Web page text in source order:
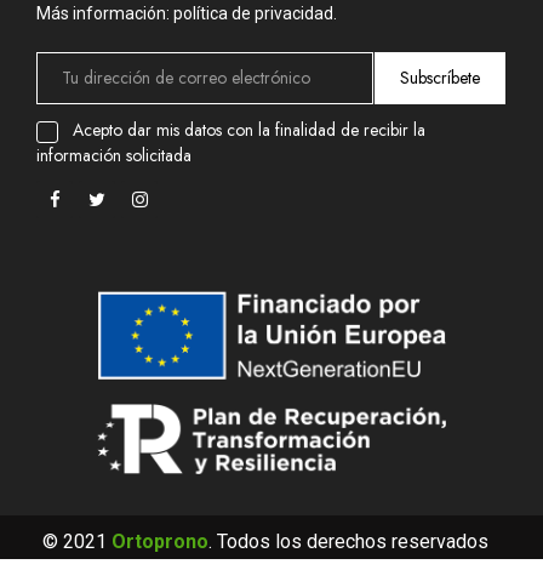
Más información: política de privacidad.
Subscríbete
Acepto dar mis datos con la finalidad de recibir la
información solicitada
© 2021 Ortoprono. Todos los derechos reservados